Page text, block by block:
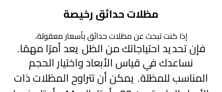
مظلات حدائق رخيصة
إذا كنت تبحث عن مظلات حدائق بأسعار معقولة،
فإن تحديد احتياجاتك من الظل يعد أمرًا مهمًا.
نساعدك في قياس الأبعاد واختيار الحجم
المناسب للمظلة. يمكن أن تتراوح المظلات ذات